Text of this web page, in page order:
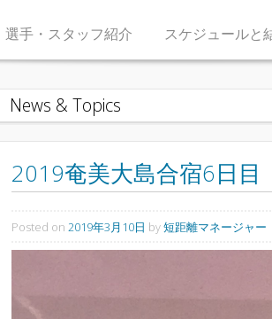
選手・スタッフ紹介 スケジュールと
News & Topics
2019奄美大島合宿6日目
Posted on 2019年3月10日 by短距離マネージャー